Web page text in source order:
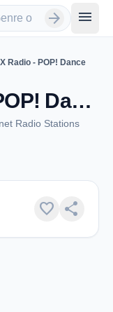
arrow_forward menu
Radio - POP! Dance
BOX Radio - POP! Dance - London
Radio Stations
favorite share